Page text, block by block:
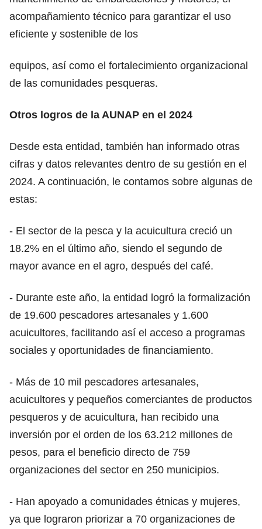
acompañamiento técnico para garantizar el uso
eficiente y sostenible de los
equipos, así como el fortalecimiento organizacional
de las comunidades pesqueras.
Otros logros de la AUNAP en el 2024
Desde esta entidad, también han informado otras
cifras y datos relevantes dentro de su gestión en el
2024. A continuación, le contamos sobre algunas de
estas:
- El sector de la pesca y la acuicultura creció un
18.2% en el último año, siendo el segundo de
mayor avance en el agro, después del café.
- Durante este año, la entidad logró la formalización
de 19.600 pescadores artesanales y 1.600
acuicultores, facilitando así el acceso a programas
sociales y oportunidades de financiamiento.
- Más de 10 mil pescadores artesanales,
acuicultores y pequeños comerciantes de productos
pesqueros y de acuicultura, han recibido una
inversión por el orden de los 63.212 millones de
pesos, para el beneficio directo de 759
organizaciones del sector en 250 municipios.
- Han apoyado a comunidades étnicas y mujeres,
ya que lograron priorizar a 70 organizaciones de